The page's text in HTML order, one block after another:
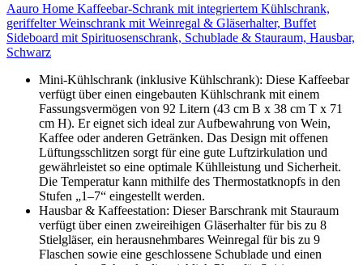
Aauro Home Kaffeebar-Schrank mit integriertem Kühlschrank,
geriffelter Weinschrank mit Weinregal & Gläserhalter, Buffet
Sideboard mit Spirituosenschrank, Schublade & Stauraum, Hausbar,
Schwarz
Mini-Kühlschrank (inklusive Kühlschrank): Diese Kaffeebar
verfügt über einen eingebauten Kühlschrank mit einem
Fassungsvermögen von 92 Litern (43 cm B x 38 cm T x 71
cm H). Er eignet sich ideal zur Aufbewahrung von Wein,
Kaffee oder anderen Getränken. Das Design mit offenen
Lüftungsschlitzen sorgt für eine gute Luftzirkulation und
gewährleistet so eine optimale Kühlleistung und Sicherheit.
Die Temperatur kann mithilfe des Thermostatknopfs in den
Stufen „1–7“ eingestellt werden.
Hausbar & Kaffeestation: Dieser Barschrank mit Stauraum
verfügt über einen zweireihigen Gläserhalter für bis zu 8
Stielgläser, ein herausnehmbares Weinregal für bis zu 9
Flaschen sowie eine geschlossene Schublade und einen